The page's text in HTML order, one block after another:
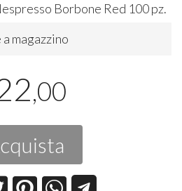
Borbone Red 100 pz.
magazzino
,00